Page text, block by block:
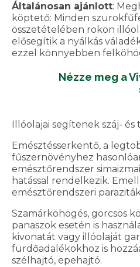
Általánosan ajánlott:
köptető: Minden
összetételében rokon
elősegítik a nyálkás
ezzel könnyebben
Nézze meg a
Illóolajai segítenek száj-
Emésztésserkentő, a
fűszernövényhez
emésztőrendszer
hatással rendelkezik.
emésztőrendszeri
Szamárköhögés, görcsös
panaszok esetén is
kivonatát vagy illóolaját
fürdőadalékokhoz is
szélhajtó, epehajtó.